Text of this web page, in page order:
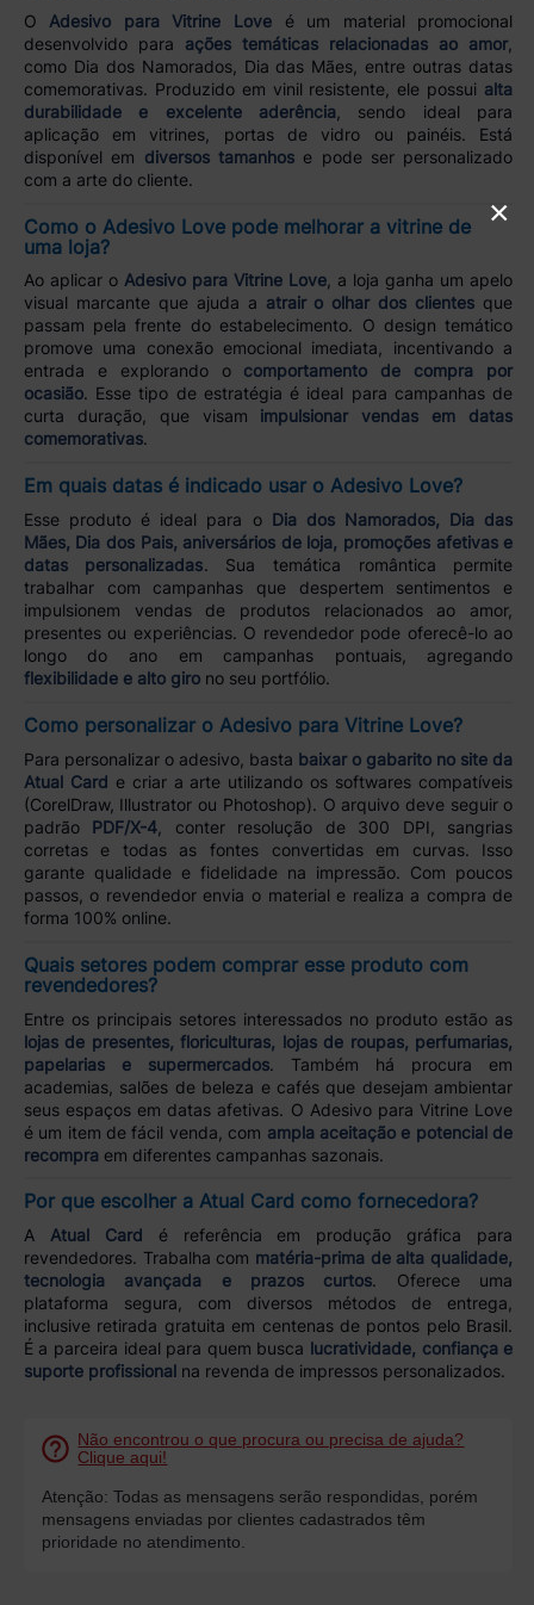
O Adesivo para Vitrine Love é um material promocional
desenvolvido para ações temáticas relacionadas ao amor,
como Dia dos Namorados, Dia das Mães, entre outras datas
comemorativas. Produzido em vinil resistente, ele possui alta
durabilidade e excelente aderência , sendo ideal para
aplicação em vitrines, portas de vidro ou painéis. Está
disponível em diversos tamanhose pode ser personalizado
com a arte do cliente.
Como o Adesivo Love pode melhorar a vitrine de
uma loja?
Ao aplicar o Adesivo para Vitrine Love, a loja ganha um apelo
visual marcante que ajuda a atrair o olhar dos clientes que
passam pela frente do estabelecimento. O design temático
promove uma conexão emocional imediata, incentivando a
entrada e explorando o comportamento de compra por
ocasião. Esse tipo de estratégia é ideal para campanhas de
curta duração, que visam impulsionar vendas em datas
comemorativas.
Em quais datas é indicado usar o Adesivo Love?
Esse produto é ideal para o Dia dos Namorados, Dia das
Mães, Dia dos Pais, aniversários de loja, promoções afetivas e
datas personalizadas. Sua temática romântica permite
trabalhar com campanhas que despertem sentimentos e
impulsionem vendas de produtos relacionados ao amor,
presentes ou experiências. O revendedor pode oferecê-lo ao
longo do ano em campanhas pontuais, agregando
flexibilidade e alto girono seu portfólio.
Como personalizar o Adesivo para Vitrine Love?
Para personalizar o adesivo, basta baixar o gabarito no site da
Atual Card e criar a arte utilizando os softwares compatíveis
(CorelDraw, Illustrator ou Photoshop). O arquivo deve seguir o
padrão PDF/X-4 , conter resolução de 300 DPI, sangrias
corretas e todas as fontes convertidas em curvas. Isso
garante qualidade e fidelidade na impressão. Com poucos
passos, o revendedor envia o material e realiza a compra de
forma 100% online.
Quais setores podem comprar esse produto com
revendedores?
Entre os principais setores interessados no produto estão as
lojas de presentes, floriculturas, lojas de roupas, perfumarias,
papelarias e supermercados. Também há procura em
academias, salões de beleza e cafés que desejam ambientar
seus espaços em datas afetivas. O Adesivo para Vitrine Love
é um item de fácil venda, com ampla aceitação e potencial de
recompraem diferentes campanhas sazonais.
Por que escolher a Atual Card como fornecedora?
A Atual Card é referência em produção gráfica para
revendedores. Trabalha com matéria-prima de alta qualidade,
tecnologia avançada e prazos curtos. Oferece uma
plataforma segura, com diversos métodos de entrega,
inclusive retirada gratuita em centenas de pontos pelo Brasil.
É a parceira ideal para quem busca lucratividade, confiança e
suporte profissionalna revenda de impressos personalizados.
Não encontrou o que procura ou precisa de ajuda?
Clique aqui!
Atenção: Todas as mensagens serão respondidas, porém
mensagens enviadas por clientes cadastrados têm
prioridade no atendimento.
×